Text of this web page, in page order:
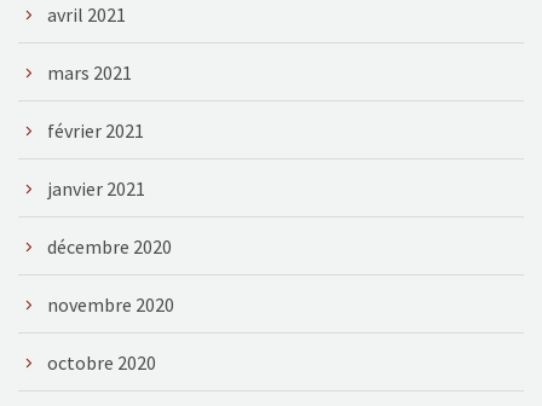
avril 2021
mars 2021
février 2021
janvier 2021
décembre 2020
novembre 2020
octobre 2020